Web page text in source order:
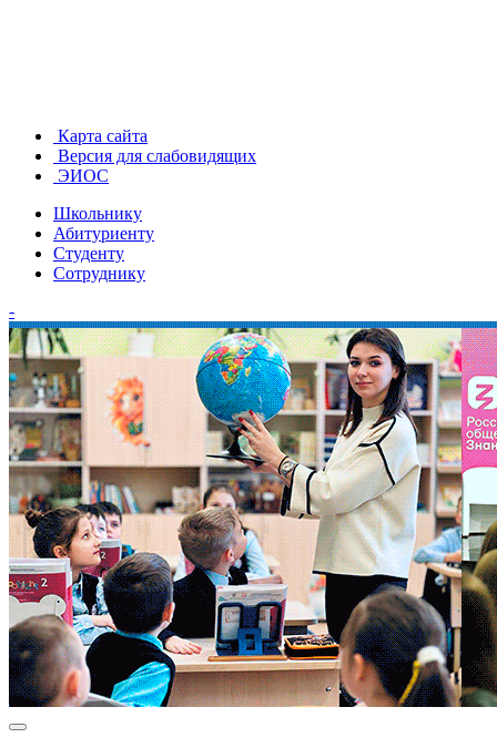
Карта сайта
Версия для слабовидящих
ЭИОС
Школьнику
Абитуриенту
Студенту
Сотруднику
-